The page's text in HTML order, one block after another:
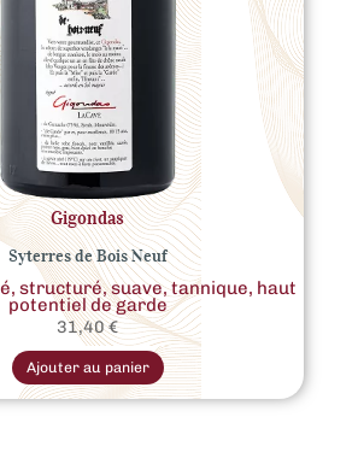
Gigondas
Syterres de Bois Neuf
structuré, suave, tannique, haut
potentiel de garde
31,40€
Ajouter au panier
Ce
produit
a
plusieurs
variations.